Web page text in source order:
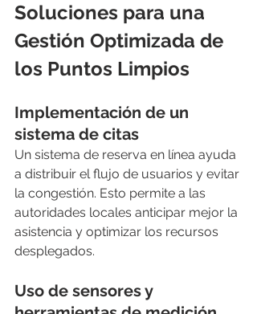
Soluciones para una
Gestión Optimizada de
los Puntos Limpios
Implementación de un
sistema de citas
Un sistema de reserva en línea ayuda
a distribuir el flujo de usuarios y evitar
la congestión. Esto permite a las
autoridades locales anticipar mejor la
asistencia y optimizar los recursos
desplegados.
Uso de sensores y